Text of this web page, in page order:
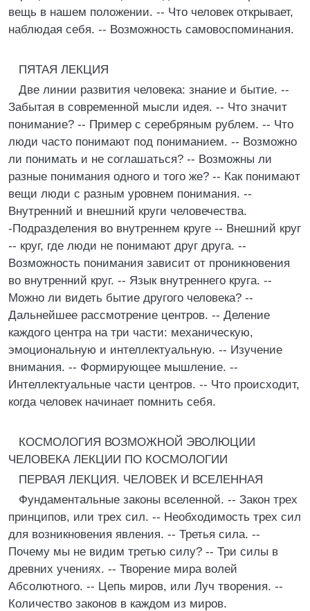
вещь в нашем положении. -- Что человек открывает,
наблюдая себя. -- Возможность самовоспоминания.
ПЯТАЯ ЛЕКЦИЯ
Две линии развития человека: знание и бытие. --
Забытая в современной мысли идея. -- Что значит
понимание? -- Пример с серебряным рублем. -- Что
люди часто понимают под пониманием. -- Возможно
ли понимать и не соглашаться? -- Возможны ли
разные понимания одного и того же? -- Как понимают
вещи люди с разным уровнем понимания. --
Внутренний и внешний круги человечества.
-Подразделения во внутреннем круге -- Внешний круг
-- круг, где люди не понимают друг друга. --
Возможность понимания зависит от проникновения
во внутренний круг. -- Язык внутреннего круга. --
Можно ли видеть бытие другого человека? --
Дальнейшее рассмотрение центров. -- Деление
каждого центра на три части: механическую,
эмоциональную и интеллектуальную. -- Изучение
внимания. -- Формирующее мышление. --
Интеллектуальные части центров. -- Что происходит,
когда человек начинает помнить себя.
КОСМОЛОГИЯ ВОЗМОЖНОЙ ЭВОЛЮЦИИ
ЧЕЛОВЕКА ЛЕКЦИИ ПО КОСМОЛОГИИ
ПЕРВАЯ ЛЕКЦИЯ. ЧЕЛОВЕК И ВСЕЛЕННАЯ
Фундаментальные законы вселенной. -- Закон тpex
принципов, или трех сил. -- Необходимость трех сил
для возникновения явления. -- Третья сила. --
Почему мы не видим третью силу? -- Три силы в
древних учениях. -- Творение мира волей
Абсолютного. -- Цепь миров, или Луч творения. --
Количество законов в каждом из миров.